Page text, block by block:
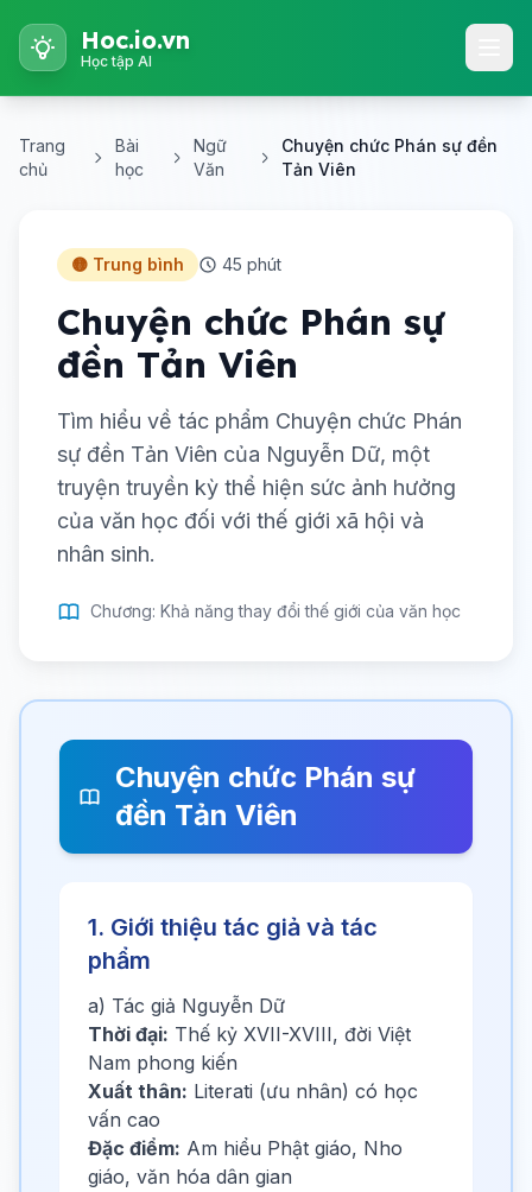
Hoc.io.vn
Học tập AI
Trang
chủ
Bài
học
Ngữ
Văn
Chuyện chức Phán sự đền
Tản Viên
🟡 Trung bình 45 phút
Chuyện chức Phán sự
đền Tản Viên
Tìm hiểu về tác phẩm Chuyện chức Phán
sự đền Tản Viên của Nguyễn Dữ, một
truyện truyền kỳ thể hiện sức ảnh hưởng
của văn học đối với thế giới xã hội và
nhân sinh.
Chương: Khả năng thay đổi thế giới của văn học
Chuyện chức Phán sự
đền Tản Viên
1. Giới thiệu tác giả và tác
phẩm
a) Tác giả Nguyễn Dữ
Thời đại: Thế kỷ XVII-XVIII, đời Việt
Nam phong kiến
Xuất thân: Literati (ưu nhân) có học
vấn cao
Đặc điểm: Am hiểu Phật giáo, Nho
giáo, văn hóa dân gian